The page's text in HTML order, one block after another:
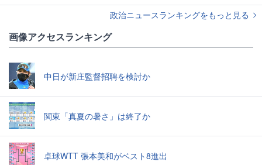
政治ニュースランキングをもっと見る
画像アクセスランキング
中日が新庄監督招聘を検討か
関東「真夏の暑さ」は終了か
卓球WTT 張本美和がベスト8進出